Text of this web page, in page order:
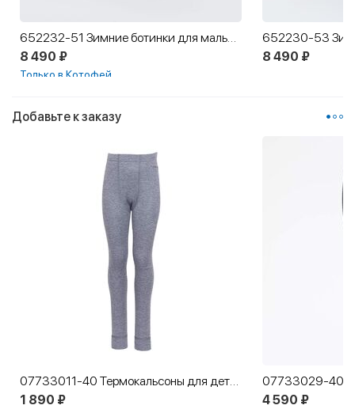
652232-51 Зимние ботинки для мальчика подростковые
8 490 ₽
Только в Котофей
8 490 ₽
Добавьте к заказу
07733011-40 Термокальсоны для детей и подростков КОТОФЕЙ Комфорт серый
1 890 ₽
4 590 ₽